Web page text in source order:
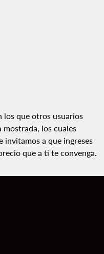
los que otros usuarios
los cuales
invitamos a que ingreses
que a ti te convenga.